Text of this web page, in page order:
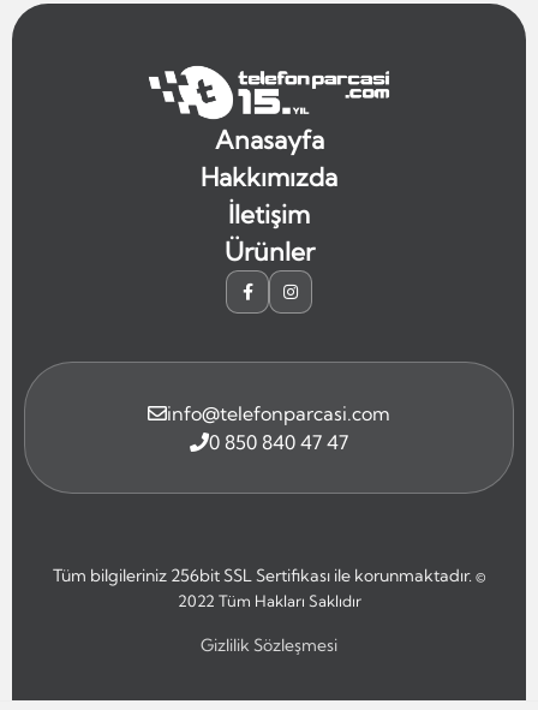
Anasayfa
Hakkımızda
İletişim
Ürünler
info@telefonparcasi.com
0 850 840 47 47
Tüm bilgileriniz 256bit SSL Sertifikası ile korunmaktadır.©
2022 Tüm Hakları Saklıdır
Gizlilik Sözleşmesi